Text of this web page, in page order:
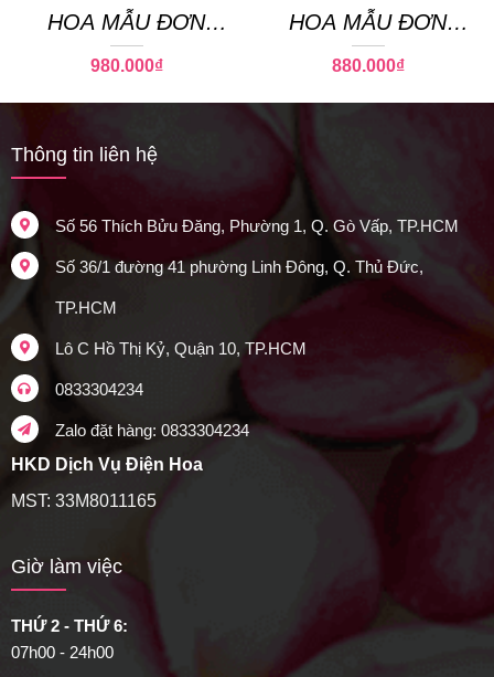
HOA MẪU ĐƠN
PEONY 07
980.000₫
HOA MẪU ĐƠN
PEONY 01
880.000₫
Thông tin liên hệ
Số 56 Thích Bửu Đăng, Phường 1, Q. Gò Vấp, TP.HCM
Số 36/1 đường 41 phường Linh Đông, Q. Thủ Đức,
TP.HCM
Lô C Hồ Thị Kỷ, Quận 10, TP.HCM
0833304234
Zalo đặt hàng: 0833304234
HKD Dịch Vụ Điện Hoa
MST: 33M8011165
Giờ làm việc
THỨ 2 - THỨ 6:
07h00 - 24h00